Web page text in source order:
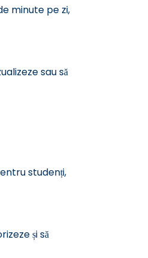
minute pe zi,
sau să
studenți,
și să